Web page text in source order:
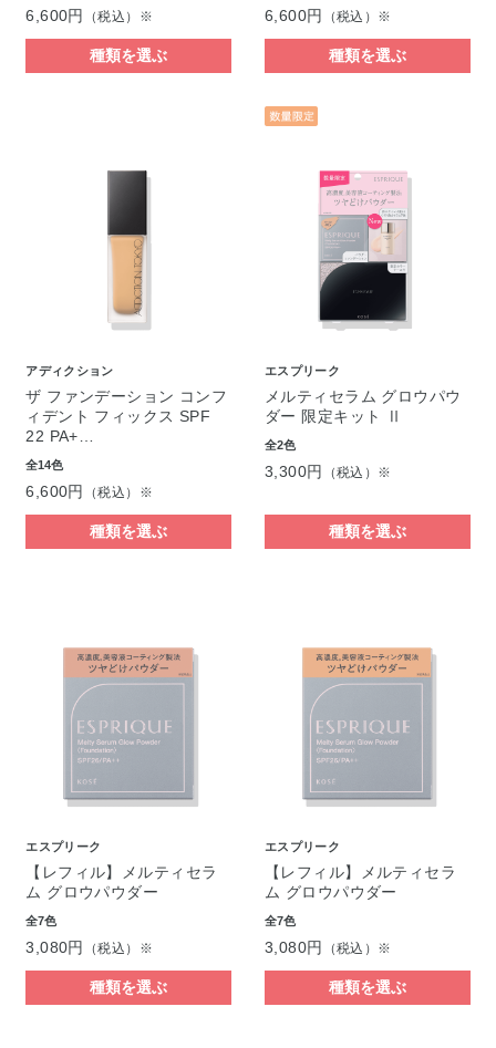
6,600円 （税込）※
種類を選ぶ
6,600円 （税込）※
種類を選ぶ
アディクション
ザ ファンデーション コンフ
ィデント フィックス SPF
22 PA+…
全14色
6,600円 （税込）※
種類を選ぶ
エスプリーク
メルティセラム グロウパウ
ダー 限定キット Ⅱ
全2色
3,300円 （税込）※
種類を選ぶ
エスプリーク
【レフィル】メルティセラ
ム グロウパウダー
全7色
3,080円 （税込）※
種類を選ぶ
エスプリーク
【レフィル】メルティセラ
ム グロウパウダー
全7色
3,080円 （税込）※
種類を選ぶ